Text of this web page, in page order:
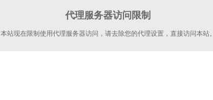
代理服务器访问限制
本站现在限制使用代理服务器访问，请去除您的代理设置，直接访问本站。